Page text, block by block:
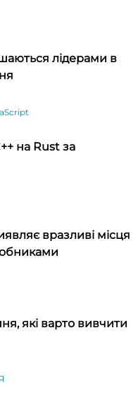
лідерами в
на Rust за
вразливі місця
які варто вивчити